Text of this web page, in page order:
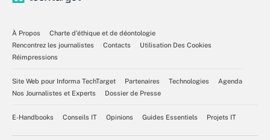
À Propos
Charte d’éthique et de déontologie
Rencontrez les journalistes
Contacts
Utilisation Des Cookies
Réimpressions
Site Web pour Informa TechTarget Partenaires Technologies
Agenda
Nos Journalistes et Experts
Dossier de Presse
E-Handbooks Conseils IT Opinions Guides Essentiels Projets IT